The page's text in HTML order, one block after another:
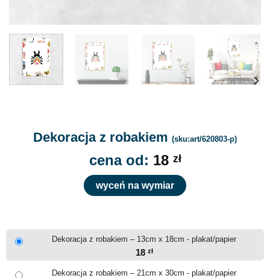
Dekoracja z robakiem (sku:art/620803-p)
cena od: 18 zł
wyceń na wymiar
Dekoracja z robakiem – 13cm x 18cm - plakat/papier
18 zł
Dekoracja z robakiem – 21cm x 30cm - plakat/papier